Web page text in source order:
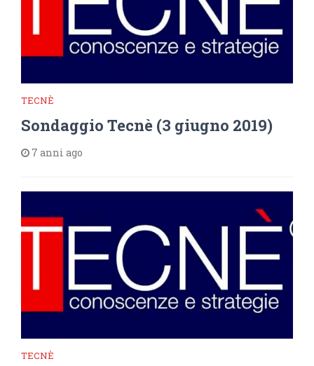
TECNÈ
Sondaggio Tecnè (3 giugno 2019)
7 anni ago
TECNÈ